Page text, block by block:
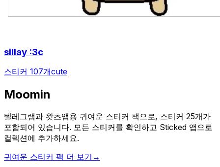
sillay :3c
스티커 107개cute
Moomin
텔레그램과 왓츠앱용 귀여운 스티커 팩으로, 스티커 25개가
포함되어 있습니다. 모든 스티커를 확인하고 Sticked 앱으로
컬렉션에 추가하세요.
귀여운 스티커 팩 더 보기 →